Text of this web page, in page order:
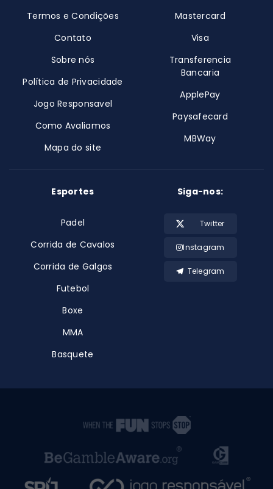
Termos e Condições
Contato
Sobre nós
Política de Privacidade
Jogo Responsavel
Como Avaliamos
Mapa do site
Mastercard
Visa
Transferencia
Bancaria
ApplePay
Paysafecard
MBWay
Esportes
Padel
Corrida de Cavalos
Corrida de Galgos
Futebol
Boxe
MMA
Basquete
Siga-nos:
Twitter
Instagram
Telegram